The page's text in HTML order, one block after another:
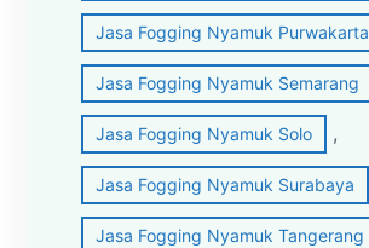
Jasa Fogging Nyamuk Purwakarta
Jasa Fogging Nyamuk Semarang
Jasa Fogging Nyamuk Solo ,
Jasa Fogging Nyamuk Surabaya
Jasa Fogging Nyamuk Tangerang